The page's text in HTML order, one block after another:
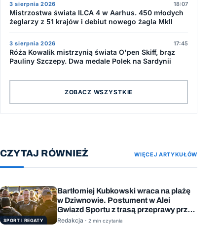
3 sierpnia 2026 18:07
Mistrzostwa świata ILCA 4 w Aarhus. 450 młodych
żeglarzy z 51 krajów i debiut nowego żagla MkII
3 sierpnia 2026 17:45
Róża Kowalik mistrzynią świata O'pen Skiff, brąz
Pauliny Szczepy. Dwa medale Polek na Sardynii
ZOBACZ WSZYSTKIE
CZYTAJ RÓWNIEŻ WIĘCEJ ARTYKUŁÓW
SPORT I REGATY
Bartłomiej Kubkowski wraca na plażę
w Dziwnowie. Postument w Alei
Gwiazd Sportu z trasą przeprawy przez
Bałtyk
Redakcja · 2 min czytania